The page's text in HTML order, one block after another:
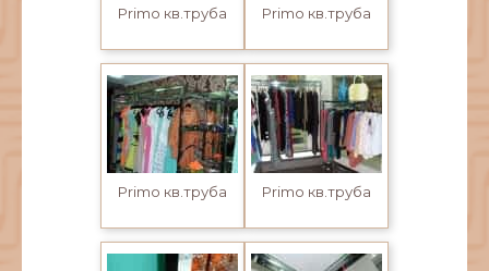
Primo кв.труба Primo кв.труба
Primo кв.труба Primo кв.труба